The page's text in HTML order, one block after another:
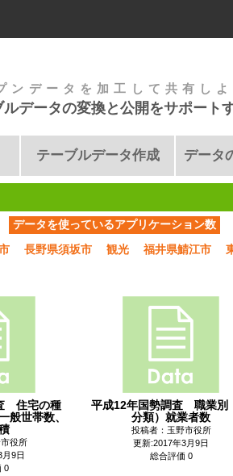
ンデータを加工して共有しよ
ルデータの変換と公開をサポート
テーブルデータ作成 データ
データを使っているアプリケーション数
長野県須坂市 観光 福井県鯖江市
住宅の種
般世帯数、
役所
9日
0
平成12年国勢調査 職業別
分類）就業者数
投稿者：玉野市役所
更新:2017年3月9日
総合評価 0